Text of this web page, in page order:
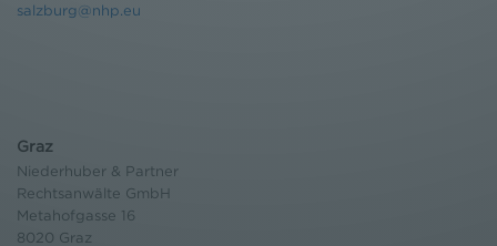
salzburg@nhp.eu
Graz
Niederhuber & Partner
Rechtsanwälte GmbH
Metahofgasse 16
8020 Graz